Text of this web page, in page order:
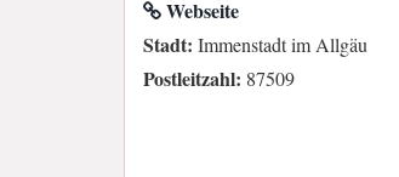
Webseite
Stadt: Immenstadt im Allgäu
Postleitzahl: 87509